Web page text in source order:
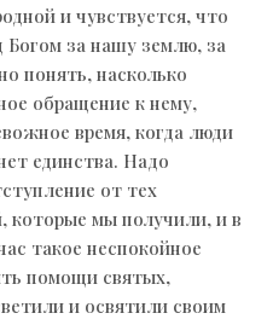
и чувствуется, что
Богом за нашу землю, за
понять, насколько
обращение к нему,
время, когда люди
единства. Надо
от тех
которые мы получили, и в
такое неспокойное
помощи святых,
и освятили своим